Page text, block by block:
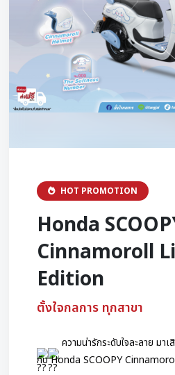
HOT PROMOTION
Honda
Cinnamoroll
Edition
ตั้งใจกลการ ทุกสาขา
ความน่ารักระดับใจละลาย มาเ
กับ Honda SCOOPY